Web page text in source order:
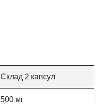
Склад 2 капсул
500 мг